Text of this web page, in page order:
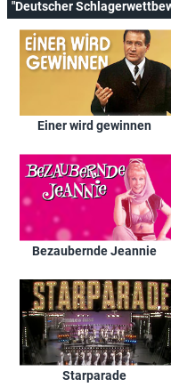
"Deutscher
Einer wird gewinnen
Bezaubernde Jeannie
Starparade